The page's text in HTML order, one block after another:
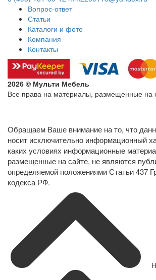
Вопрос-ответ
Статьи
Каталоги и фото
Компания
Контакты
2026 © Мульти Мебель
Все права на материалы, размещенные
Обращаем Ваше внимание на то, что
носит исключительно информационный
каких условиях информационные
размещенные на сайте, не являются
определяемой положениями Статьи 437
кодекса РФ.